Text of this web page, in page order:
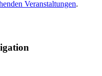
Veranstaltungen.